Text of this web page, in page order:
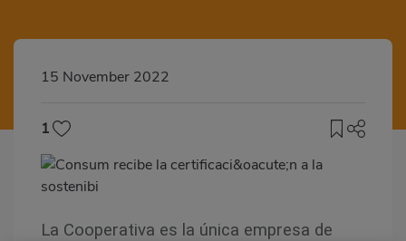
15 November 2022
1
La Cooperativa es la única empresa de